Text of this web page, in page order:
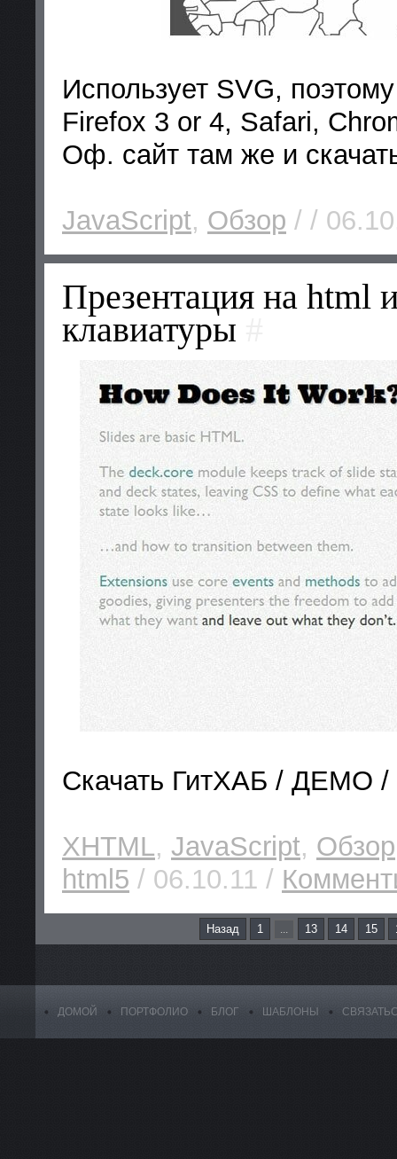
Использует SVG,
Firefox 3 or 4, Safari,
Оф. сайт там же и
JavaScript, Обзор / /
Презентация на html
клавиатуры
Скачать ГитХАБ / ДЕМО /
XHTML, JavaScript, Обзор
html5 / 06.10.11 /
Назад 1 ... 13 14 15
ДОМОЙ ПОРТФОЛИО БЛОГ ШАБЛОНЫ